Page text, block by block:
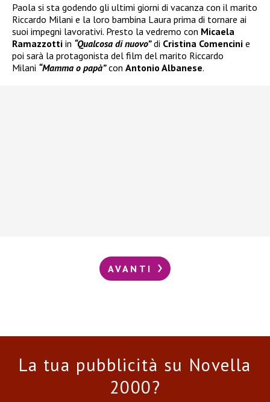
Paola si sta godendo gli ultimi giorni di vacanza con il marito
Riccardo Milani e la loro bambina Laura prima di tornare ai
suoi impegni lavorativi. Presto la vedremo con Micaela
Ramazzotti in “Qualcosa di nuovo”di Cristina Comencini e
poi sarà la protagonista del film del marito Riccardo
Milani “Mamma o papà” con Antonio Albanese.
AVANTI
La tua pubblicità su Novella
2000?